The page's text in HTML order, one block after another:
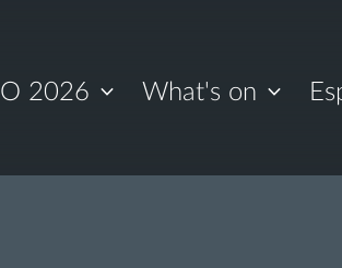
2026 What's on